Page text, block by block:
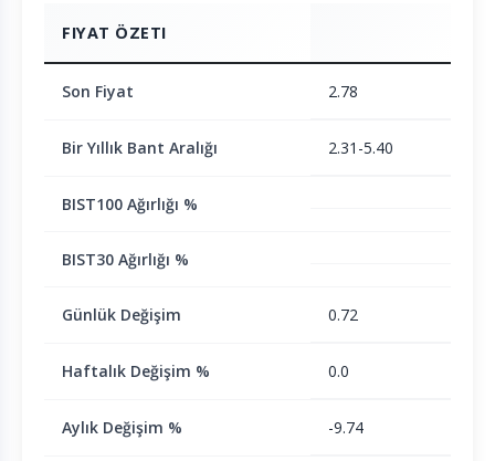
FIYAT ÖZETI
Son Fiyat 2.78
Bir Yıllık Bant Aralığı 2.31-5.40
BIST100 Ağırlığı %
BIST30 Ağırlığı %
Günlük Değişim 0.72
Haftalık Değişim % 0.0
Aylık Değişim % -9.74